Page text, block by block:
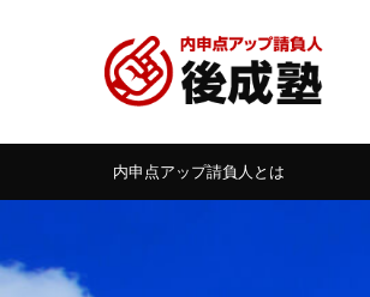
内申点アップ請負人とは